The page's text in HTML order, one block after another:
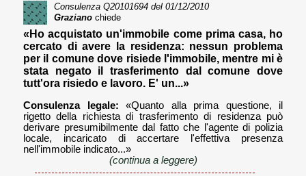
Consulenza Q20101694 del 01/12/2010
Graziano chiede
«Ho acquistato un'immobile come prima casa, ho
cercato di avere la residenza: nessun problema
per il comune dove risiede l'immobile, mentre mi è
stata negato il trasferimento dal comune dove
tutt'ora risiedo e lavoro. E' un...»
Consulenza legale: «Quanto alla prima questione, il
rigetto della richiesta di trasferimento di residenza può
derivare presumibilmente dal fatto che l'agente di polizia
locale, incaricato di accertare l'effettiva presenza
nell'immobile indicato...»
(continua a leggere)